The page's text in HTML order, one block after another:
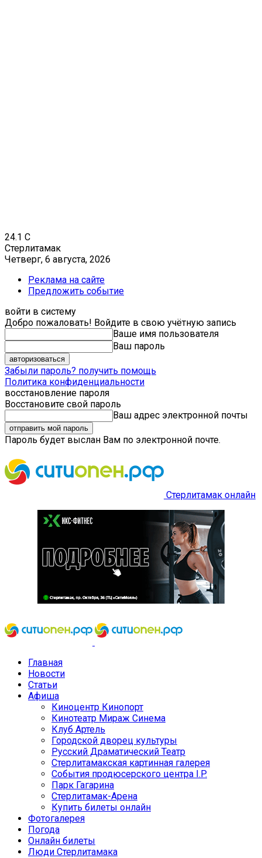
24.1 C
Стерлитамак
Четверг, 6 августа, 2026
Реклама на сайте
Предложить событие
войти в систему
Добро пожаловать! Войдите в свою учётную запись
Ваше имя пользователя
Ваш пароль
Забыли пароль? получить помощь
Политика конфиденциальности
восстановление пароля
Восстановите свой пароль
Ваш адрес электронной почты
Пароль будет выслан Вам по электронной почте.
Стерлитамак онлайн
Главная
Новости
Статьи
Афиша
Киноцентр Кинопорт
Кинотеатр Мираж Синема
Клуб Артель
Городской дворец культуры
Русский Драматический Театр
Стерлитамакская картинная галерея
События продюсерского центра I.P.
Парк Гагарина
Стерлитамак-Арена
Купить билеты онлайн
Фотогалерея
Погода
Онлайн билеты
Люди Стерлитамака